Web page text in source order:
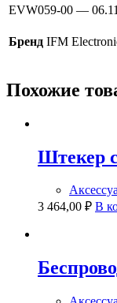
EVW059-00 —
Бренд IFM
Похожие
Штекер
3 464,00 ₽ В